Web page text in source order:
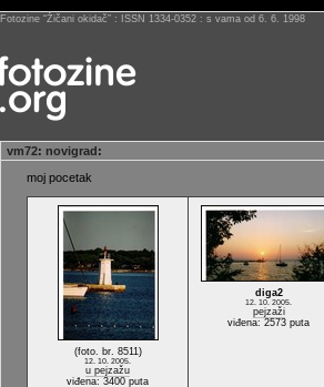
Fotozine “Žičani okidač” : ISSN 1334-0352 : s vama od 6. 6. 1998
vm72: novigrad:
moj pocetak
(foto. br. 8511)
12. 10. 2005.
u pejzažu
viđena: 3400 puta
diga2
12. 10. 2005.
pejzaži
viđena: 2573 puta